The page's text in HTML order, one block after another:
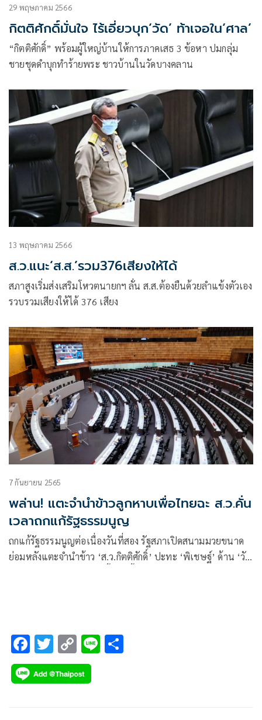
29 พฤษภาคม 2566
กิตติศักดิ์มั่นใจ ไร้เอี่ยวบุก‘วัด’ ท้าเจอใน‘ศาล’
“กิตติศักดิ์” พร้อมผู้ใหญ่บ้านให้การภาคเสธ 3 ข้อหา ปมกลุ่ม
ชายชุดดำบุกทำร้ายพระ ชาวบ้านในวัดบางคลาน
13 พฤษภาคม 2566
ส.ว.แนะ‘ส.ส.’รวม376เสียงให้ได้
สภาสูงเริ่มส่งเสริมโหวตนายกฯ ลั่น ส.ส.ต้องยืนด้วยลำแข้งตัวเอง
รวบรวมเสียงให้ได้ 376 เสียง
7 กันยายน 2565
พล่าน! แตะจำนำข้าวลูกหาบเพื่อไทยฉะ ส.ว.คั่น
เวลาถกแก้รัฐธรรมนูญ
ถกแก้รัฐธรรมนูญต่อเนื่องวันที่สอง รัฐสภาเปิดสนามมวยขนาด
ย่อมหลังแตะจำนำข้าว ‘ส.ว.กิตติศักดิ์’ ปะทะ ‘พิเชษฐ์’ ด้าน ‘วัน
F
ac
e
T
wi
tt
C
o
p
Li